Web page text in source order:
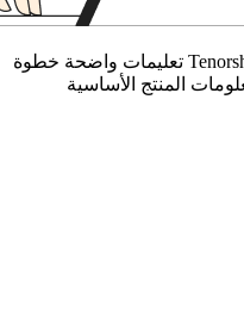
توفر أدلة الفيديو الخاصة بـ Tenorshare تعليمات واضحة خطوة
المنتج الأساسية